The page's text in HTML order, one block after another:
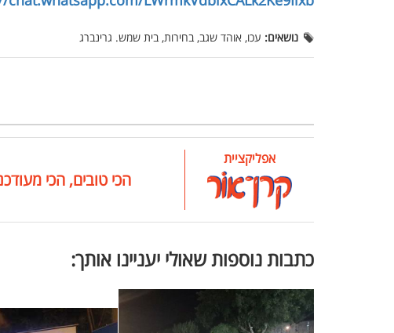
נושאים: עכו, אוהד שגב, בחירות, בית שמש. גרינברג
אפליקציית
הכי טובים, הכי
כתבות נוספות שאולי יעניינו אותך: